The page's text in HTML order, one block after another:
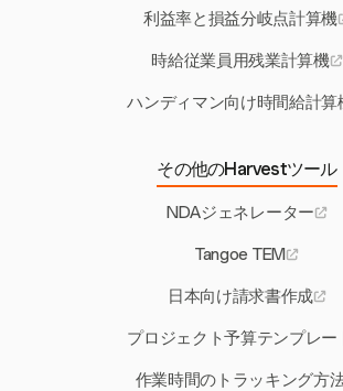
利益率と損益分岐点計算機
時給従業員用残業計算機
ハンディマン向け時間給計算
その他のHarvestツール
NDAジェネレーター
Tangoe TEM
日本向け請求書作成
プロジェクト予算テンプレー
作業時間のトラッキング方